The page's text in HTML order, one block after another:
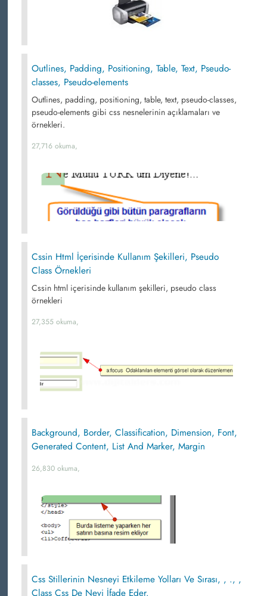
Outlines, Padding, Positioning, Table, Text, Pseudo-
classes, Pseudo-elements
Outlines, padding, positioning, table, text, pseudo-classes,
pseudo-elements gibi css nesnelerinin açıklamaları ve
örnekleri.
27,716 okuma,
Cssin Html İçerisinde Kullanım Şekilleri, Pseudo
Class Örnekleri
Cssin html içerisinde kullanım şekilleri, pseudo class
örnekleri
27,355 okuma,
Background, Border, Classification, Dimension, Font,
Generated Content, List And Marker, Margin
26,830 okuma,
Css Stillerinin Nesneyi Etkileme Yolları Ve Sırası, , ., ,
Class Css De Neyi İfade Eder.